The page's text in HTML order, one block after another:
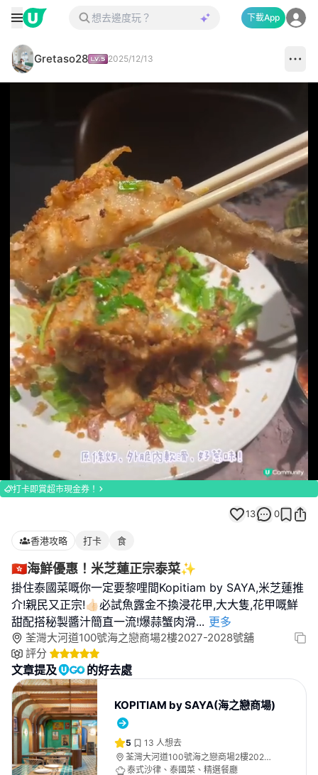
下載App
Gretaso28 2025/12/13
Loaded:
100.00%
Unmute
打卡即賞超市現金券！
13 0
香港攻略 打卡 食
🇭🇰海鮮優惠！米芝蓮正宗泰菜✨
掛住泰國菜嘅你一定要黎哩間Kopitiam by SAYA,米芝蓮推
介!親民又正宗!👍🏻必試魚露金不換浸花甲,大大隻,花甲嘅鮮
甜配搭秘製醬汁簡直一流!爆蒜蟹肉滑... 更多
荃灣大河道100號海之戀商場2樓2027-2028號舖
評分
文章提及 的好去處
KOPITIAM by SAYA(海之戀商場)
5 13 人想去
荃灣大河道100號海之戀商場2樓2027-
2028號舖
泰式沙律、泰國菜、精選餐廳